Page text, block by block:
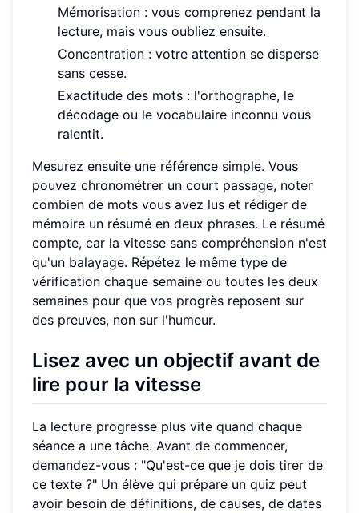
Mémorisation : vous comprenez pendant la
lecture, mais vous oubliez ensuite.
Concentration : votre attention se disperse
sans cesse.
Exactitude des mots : l'orthographe, le
décodage ou le vocabulaire inconnu vous
ralentit.
Mesurez ensuite une référence simple. Vous
pouvez chronométrer un court passage, noter
combien de mots vous avez lus et rédiger de
mémoire un résumé en deux phrases. Le résumé
compte, car la vitesse sans compréhension n'est
qu'un balayage. Répétez le même type de
vérification chaque semaine ou toutes les deux
semaines pour que vos progrès reposent sur
des preuves, non sur l'humeur.
Lisez avec un objectif avant de
lire pour la vitesse
La lecture progresse plus vite quand chaque
séance a une tâche. Avant de commencer,
demandez-vous : "Qu'est-ce que je dois tirer de
ce texte ?" Un élève qui prépare un quiz peut
avoir besoin de définitions, de causes, de dates